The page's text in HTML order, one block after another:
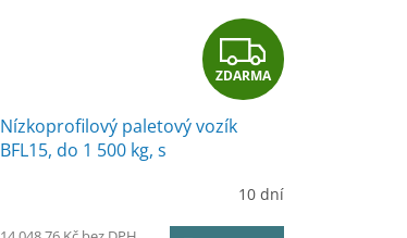
Z
D
R
ZDARMA
Nízkoprofilový paletový vozík
BFL15, do 1 500 kg, s
10 dní